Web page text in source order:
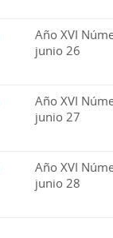
Año XVI
junio 26
Año XVI
junio 27
Año XVI
junio 28